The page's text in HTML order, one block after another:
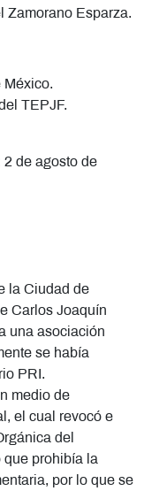
Zamorano Esparza.
México.
TEPJF.
2 de agosto de
la Ciudad de
Carlos Joaquín
una asociación
se había
PRI.
medio de
el cual revocó e
del
que prohibía la
por lo que se